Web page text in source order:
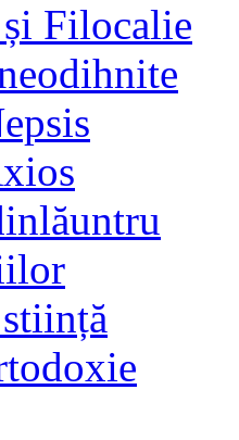
Filocalie